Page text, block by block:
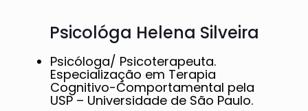
Psicológa Helena Silveira
Psicóloga/ Psicoterapeuta.
Especialização em Terapia
Cognitivo-Comportamental pela
USP – Universidade de São Paulo.